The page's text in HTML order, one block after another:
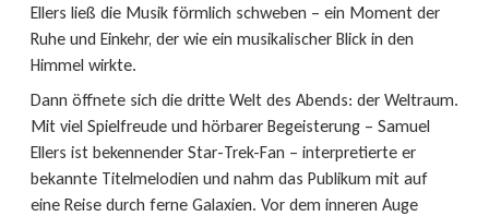
Ellers ließ die Musik förmlich schweben – ein Moment der
Ruhe und Einkehr, der wie ein musikalischer Blick in den
Himmel wirkte.
Dann öffnete sich die dritte Welt des Abends: der Weltraum.
Mit viel Spielfreude und hörbarer Begeisterung – Samuel
Ellers ist bekennender Star-Trek-Fan – interpretierte er
bekannte Titelmelodien und nahm das Publikum mit auf
eine Reise durch ferne Galaxien. Vor dem inneren Auge